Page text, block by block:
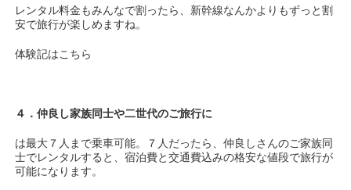
レンタル料金もみんなで割ったら、新幹線なんかよりもずっと割
安で旅行が楽しめますね。
体験記はこちら
４．仲良し家族同士や二世代のご旅行に
は最大７人まで乗車可能。７人だったら、仲良しさんのご家族同
士でレンタルすると、宿泊費と交通費込みの格安な値段で旅行が
可能になります。